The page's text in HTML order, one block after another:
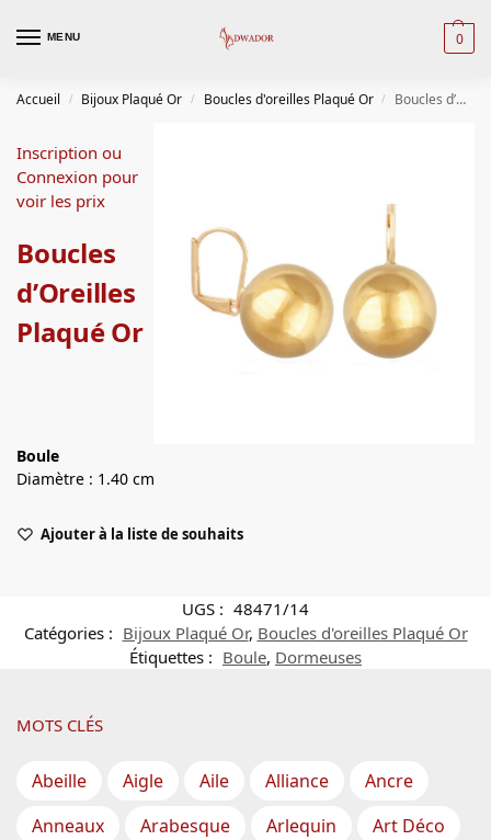
MENU 0
Accueil / Bijoux Plaqué Or / Boucles d'oreilles Plaqué Or / Boucles d’Oreilles Plaqué Or
Inscription ou
Connexion pour
voir les prix
Boucles
d’Oreilles
Plaqué Or
Boule
Diamètre : 1.40 cm
Ajouter à la liste de souhaits
UGS : 48471/14
Catégories : Bijoux Plaqué Or, Boucles d'oreilles Plaqué Or
Étiquettes : Boule, Dormeuses
MOTS CLÉS
Abeille Aigle Aile Alliance
Ancre
Anneaux
Arabesque Arlequin
Art Déco